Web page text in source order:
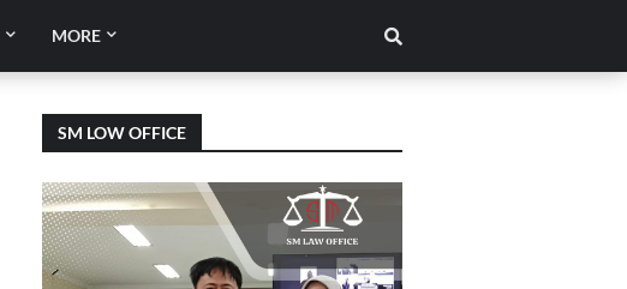
MORE
SM LOW OFFICE